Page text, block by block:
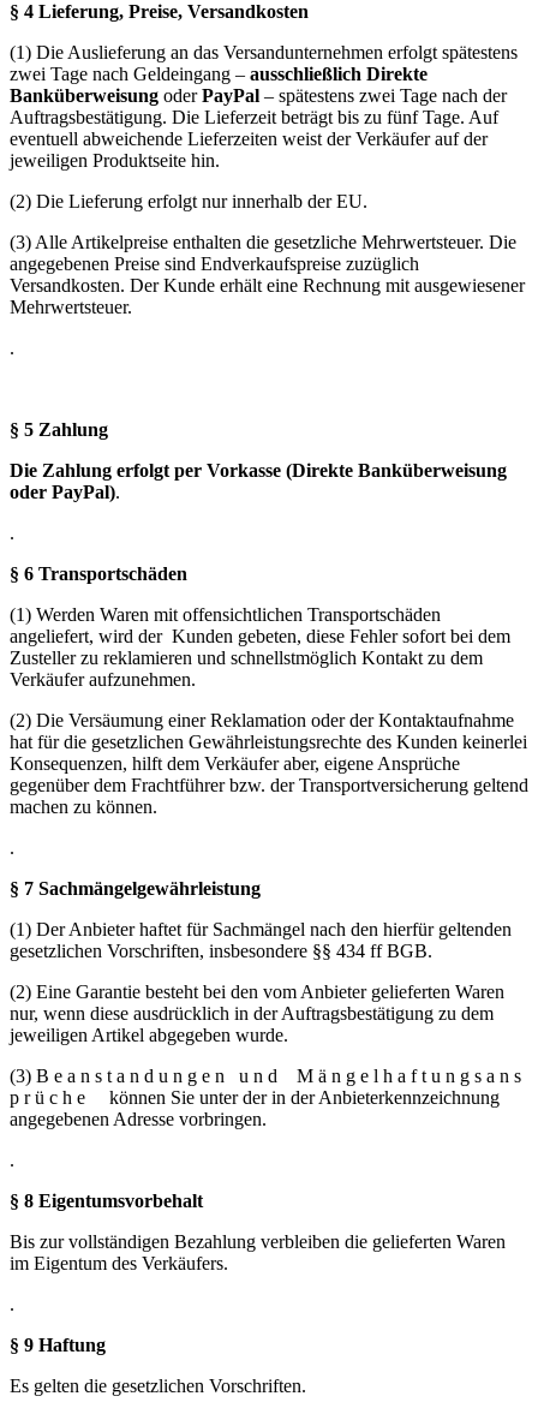
§ 4 Lieferung, Preise, Versandkosten
(1) Die Auslieferung an das Versandunternehmen erfolgt spätestens
zwei Tage nach Geldeingang – ausschließlich Direkte
Banküberweisung oderPayPal – spätestens zwei Tage nach der
Auftragsbestätigung. Die Lieferzeit beträgt bis zu fünf Tage. Auf
eventuell abweichende Lieferzeiten weist der Verkäufer auf der
jeweiligen Produktseite hin.
(2) Die Lieferung erfolgt nur innerhalb der EU.
(3) Alle Artikelpreise enthalten die gesetzliche Mehrwertsteuer. Die
angegebenen Preise sind Endverkaufspreise zuzüglich
Versandkosten. Der Kunde erhält eine Rechnung mit ausgewiesener
Mehrwertsteuer.
.
§ 5 Zahlung
Die Zahlung erfolgt per Vorkasse (Direkte Banküberweisung
oder PayPal).
.
§ 6 Transportschäden
(1) Werden Waren mit offensichtlichen Transportschäden
angeliefert, wird der Kunden gebeten, diese Fehler sofort bei dem
Zusteller zu reklamieren und schnellstmöglich Kontakt zu dem
Verkäufer aufzunehmen.
(2) Die Versäumung einer Reklamation oder der Kontaktaufnahme
hat für die gesetzlichen Gewährleistungsrechte des Kunden keinerlei
Konsequenzen, hilft dem Verkäufer aber, eigene Ansprüche
gegenüber dem Frachtführer bzw. der Transportversicherung geltend
machen zu können.
.
§ 7 Sachmängelgewährleistung
(1) Der Anbieter haftet für Sachmängel nach den hierfür geltenden
gesetzlichen Vorschriften, insbesondere §§ 434 ff BGB.
(2) Eine Garantie besteht bei den vom Anbieter gelieferten Waren
nur, wenn diese ausdrücklich in der Auftragsbestätigung zu dem
jeweiligen Artikel abgegeben wurde.
(3) B e a n s t a n d u n g e n u n d M ä n g e l h a f t u n g s a n s
p r ü c h e können Sie unter der in der Anbieterkennzeichnung
angegebenen Adresse vorbringen.
.
§ 8 Eigentumsvorbehalt
Bis zur vollständigen Bezahlung verbleiben die gelieferten Waren
im Eigentum des Verkäufers.
.
§ 9 Haftung
Es gelten die gesetzlichen Vorschriften.